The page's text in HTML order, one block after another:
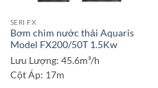
SERI FX
Bơm chìm nước thải Aquaris
Model FX200/50T 1.5Kw
Lưu Lượng: 45.6m³/h
Cột Áp: 17m